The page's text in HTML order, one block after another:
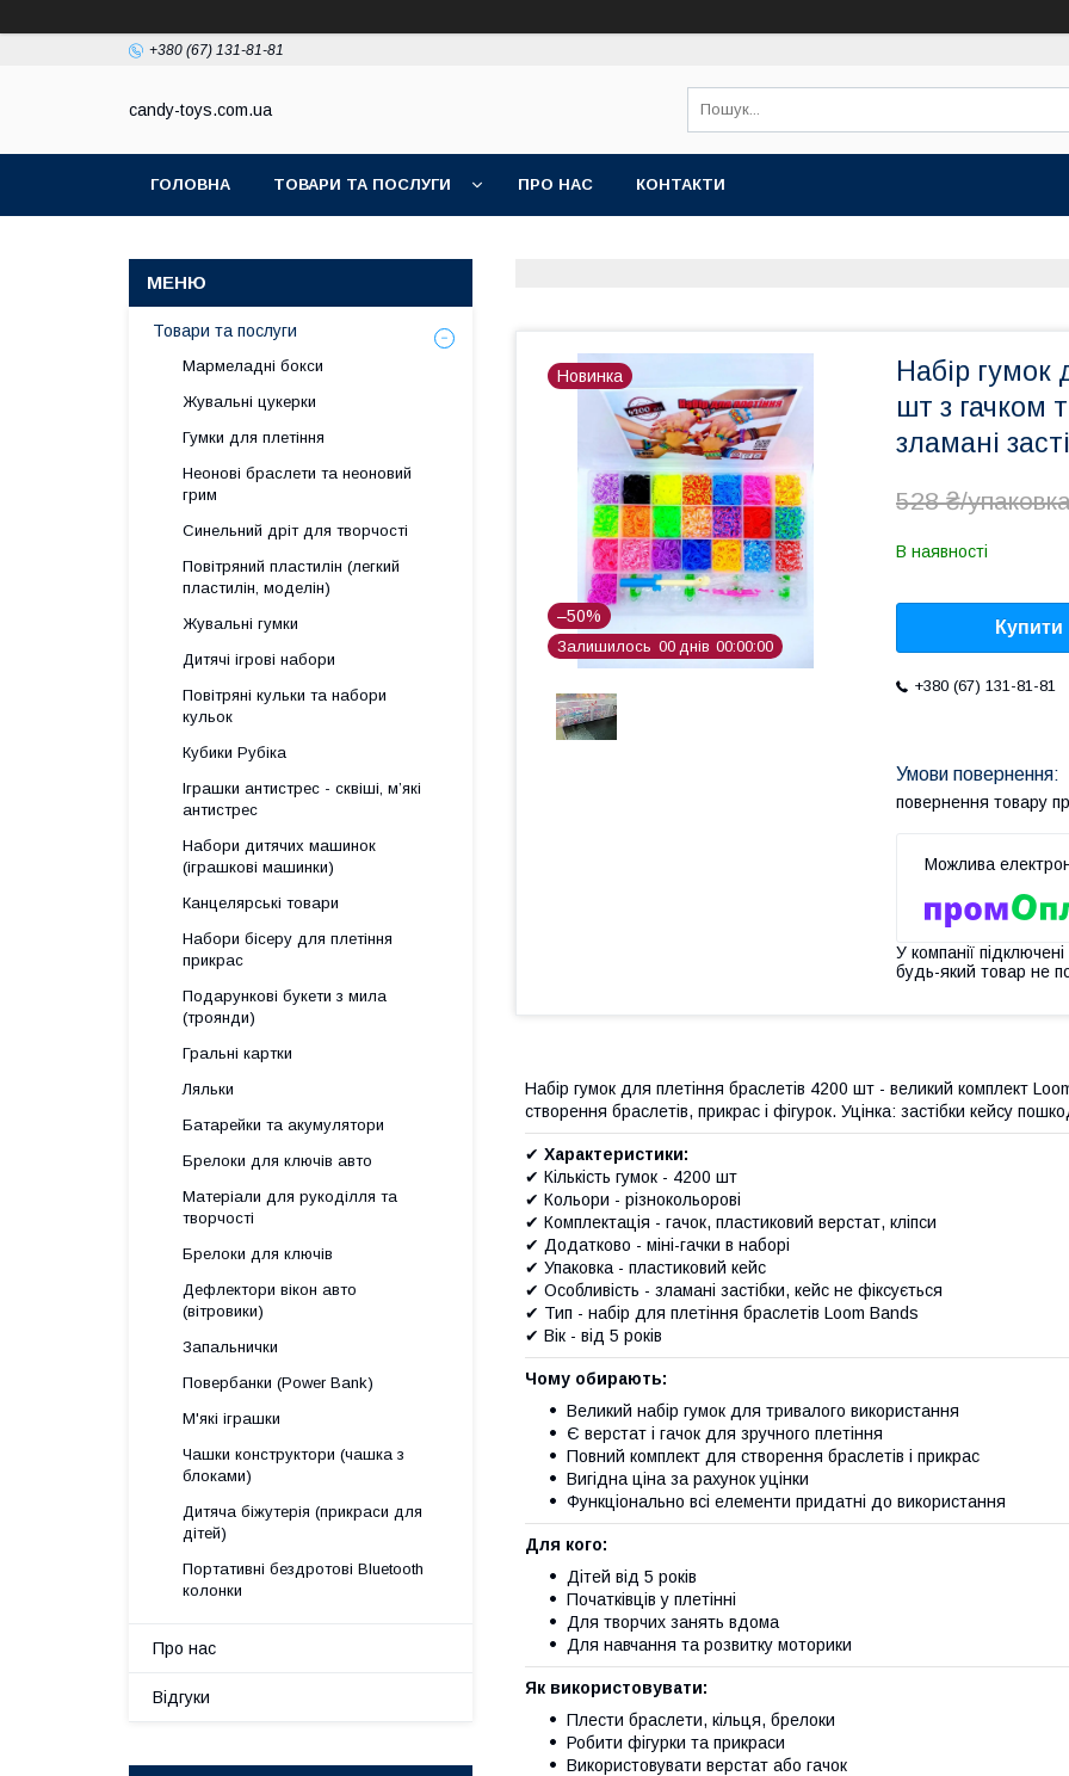
+380 (67) 131-81-81
candy-toys.com.ua
ГОЛОВНА ТОВАРИ ТА ПОСЛУГИ ПРО НАС КОНТАКТИ
Новинка
–50%
Залишилось 00 днів 00 00 00
Набір гумок
шт з гачком
зламані
528 ₴/
В наявності
Купити
+380 (67) 131-81-81
повернення товару
У компанії
будь-який товар не
Набір гумок для плетіння браслетів 4200 шт - великий комплект
створення браслетів, прикрас і фігурок. Уцінка: застібки кейсу
✔ Характеристики:
✔ Кількість гумок - 4200 шт
✔ Кольори - різнокольорові
✔ Комплектація - гачок, пластиковий верстат, кліпси
✔ Додатково - міні-гачки в наборі
✔ Упаковка - пластиковий кейс
✔ Особливість - зламані застібки, кейс не фіксується
✔ Тип - набір для плетіння браслетів Loom Bands
✔ Вік - від 5 років
Чому обирають:
Великий набір гумок для тривалого використання
Є верстат і гачок для зручного плетіння
Повний комплект для створення браслетів і прикрас
Вигідна ціна за рахунок уцінки
Функціонально всі елементи придатні до використання
Для кого:
Дітей від 5 років
Початківців у плетінні
Для творчих занять вдома
Для навчання та розвитку моторики
Як використовувати:
Плести браслети, кільця, брелоки
Робити фігурки та прикраси
Використовувати верстат або гачок
Товари та послуги
Мармеладні бокси
Жувальні цукерки
Гумки для плетіння
Неонові браслети та неоновий
грим
Синельний дріт для творчості
Повітряний пластилін (легкий
пластилін, моделін)
Жувальні гумки
Дитячі ігрові набори
Повітряні кульки та набори
кульок
Кубики Рубіка
Іграшки антистрес - сквіші, м’які
антистрес
Набори дитячих машинок
(іграшкові машинки)
Канцелярські товари
Набори бісеру для плетіння
прикрас
Подарункові букети з мила
(троянди)
Гральні картки
Ляльки
Батарейки та акумулятори
Брелоки для ключів авто
Матеріали для рукоділля та
творчості
Брелоки для ключів
Дефлектори вікон авто
(вітровики)
Запальнички
Повербанки (Power Bank)
М'які іграшки
Чашки конструктори (чашка з
блоками)
Дитяча біжутерія (прикраси для
дітей)
Портативні бездротові Bluetooth
колонки
Про нас
Відгуки